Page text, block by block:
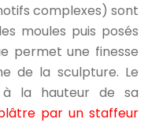
complexes) sont
moules puis posés
permet une finesse
de la sculpture. Le
la hauteur de sa
par un staffeur